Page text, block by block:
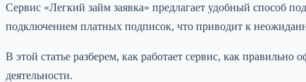
Сервис «Легкий займ заявка» предлагает удобный способ
подключением платных подписок, что приводит к
В этой статье разберем, как работает сервис, как
деятельности.